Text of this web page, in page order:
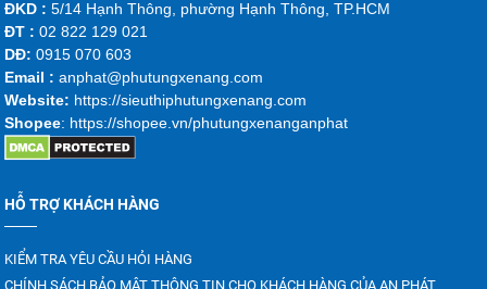
ĐKD :5/14 Hạnh Thông, phường Hạnh Thông, TP.HCM
ĐT : 02 822 129 021
DĐ:0915 070 603
Email :anphat@phutungxenang.com
Website: https://sieuthiphutungxenang.com
Shopee: https://shopee.vn/phutungxenanganphat
HỖ TRỢ KHÁCH HÀNG
KIỂM TRA YÊU CẦU HỎI HÀNG
CHÍNH SÁCH BẢO MẬT THÔNG TIN CHO KHÁCH HÀNG CỦA AN PHÁT